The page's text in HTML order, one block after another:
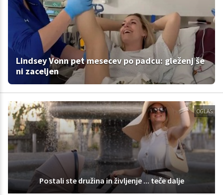
Lindsey Vonn pet mesecev po padcu: gleženj še
ni zaceljen
OGLAS
Postali ste družina in življenje ... teče dalje